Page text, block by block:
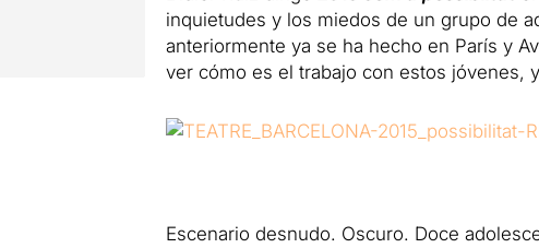
inquietudes y los miedos de un grupo de
anteriormente ya se ha hecho en París y
ver cómo es el trabajo con estos jóvenes,
Escenario desnudo. Oscuro. Doce